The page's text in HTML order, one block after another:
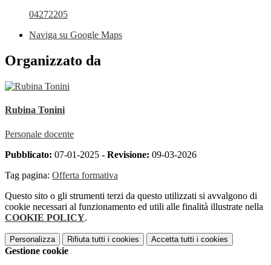
04272205
Naviga su Google Maps
Organizzato da
Rubina Tonini
Personale docente
Pubblicato: 07-01-2025 - Revisione: 09-03-2026
Tag pagina: Offerta formativa
Questo sito o gli strumenti terzi da questo utilizzati si avvalgono di
cookie necessari al funzionamento ed utili alle finalità illustrate nella
COOKIE POLICY.
Personalizza Rifiuta tutti i cookies Accetta tutti i cookies
Gestione cookie